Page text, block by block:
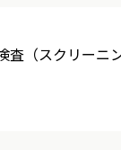
査（スクリーニ